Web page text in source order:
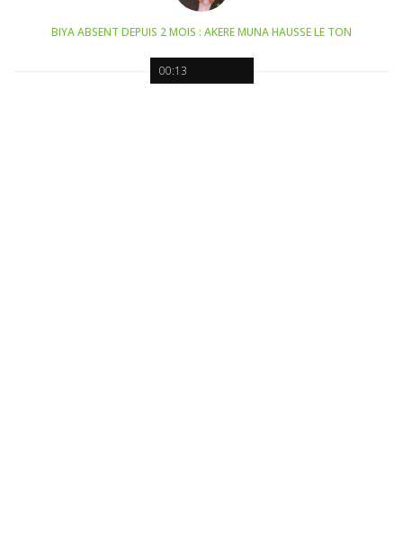
00:13
BIYA ABSENT DEPUIS 2 MOIS : AKERE MUNA HAUSSE LE TON